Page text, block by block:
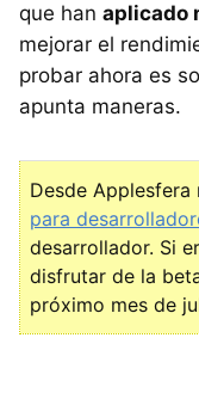
que han aplicado
mejorar el
probar ahora es
apunta maneras.
Desde
para
desarrollador. Si
disfrutar de la
próximo mes de